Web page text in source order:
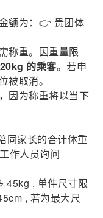
额为：👉 贵团体
称重。因重量限
的乘客。若申
被取消。
因为称重将以当下
同家长的合计体重
作人员询问
45kg , 单件尺寸限
, 若为最大尺